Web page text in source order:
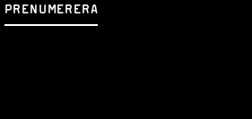
PRENUMERERA